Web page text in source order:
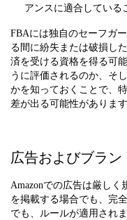
アンスに適合している
FBAには独自のセーフガ
る間に紛失または破損し
済を受ける資格を得る可
うに評価されるのか、そ
かを知っておくことで、
差が出る可能性があります
広告およびブラ
Amazonでの広告は厳し
を掲載する場合でも、完
でも、ルールが適用され